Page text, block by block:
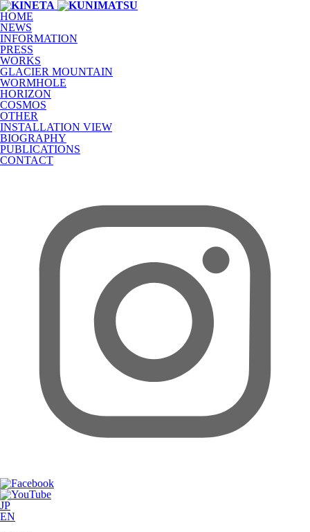
HOME
NEWS
INFORMATION
PRESS
WORKS
GLACIER MOUNTAIN
WORMHOLE
HORIZON
COSMOS
OTHER
INSTALLATION VIEW
BIOGRAPHY
PUBLICATIONS
CONTACT
JP
EN